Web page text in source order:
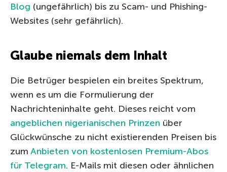
Blog (ungefährlich) bis zu Scam- und Phishing-
Websites (sehr gefährlich).
Glaube niemals dem Inhalt
Die Betrüger bespielen ein breites Spektrum,
wenn es um die Formulierung der
Nachrichteninhalte geht. Dieses reicht vom
angeblichen nigerianischen Prinzen über
Glückwünsche zu nicht existierenden Preisen bis
zum Anbieten von kostenlosen Premium-Abos
für Telegram. E-Mails mit diesen oder ähnlichen